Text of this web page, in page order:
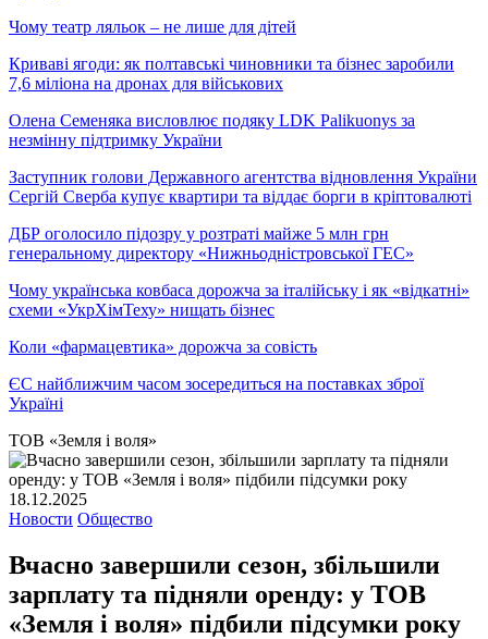
Чому театр ляльок – не лише для дітей
Криваві ягоди: як полтавські чиновники та бізнес заробили
7,6 міліона на дронах для військових
Олена Семеняка висловлює подяку LDK Palikuonys за
незмінну підтримку України
Заступник голови Державного агентства відновлення України
Сергій Сверба купує квартири та віддає борги в кріптовалюті
ДБР оголосило підозру у розтраті майже 5 млн грн
генеральному директору «Нижньодністровської ГЕС»
Чому українська ковбаса дорожча за італійську і як «відкатні»
схеми «УкрХімТеху» нищать бізнес
Коли «фармацевтика» дорожча за совість
ЄС найближчим часом зосередиться на поставках зброї
Україні
ТОВ «Земля і воля»
18.12.2025
Новости Общество
Вчасно завершили сезон, збільшили
зарплату та підняли оренду: у ТОВ
«Земля і воля» підбили підсумки року